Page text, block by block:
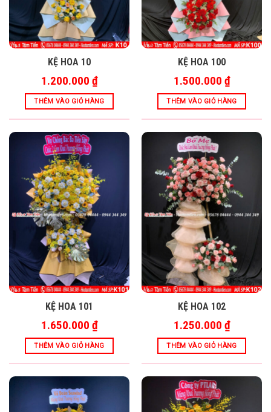
KỆ HOA 10
1.200.000 ₫
THÊM VÀO GIỎ HÀNG
KỆ HOA 100
1.500.000 ₫
THÊM VÀO GIỎ HÀNG
KỆ HOA 101
1.650.000 ₫
THÊM VÀO GIỎ HÀNG
KỆ HOA 102
1.250.000 ₫
THÊM VÀO GIỎ HÀNG